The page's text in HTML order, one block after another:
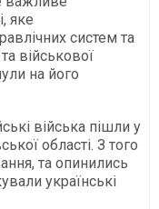
яке
систем та
військової
на його
війська пішли у
області. З того
та опинились
українські